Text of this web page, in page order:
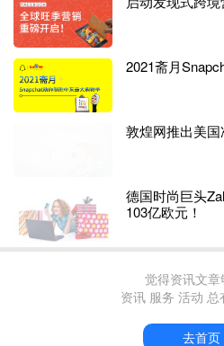
“我给一些亚马逊卖家供货，他
自己上就不行了呢？”一个工厂老
有行业业资深人士表示，一个
后依靠的不仅是供应链、资金实
不可。
对自己的产品过度自信，认
做起来，从而忽视营销端；
二、老板没有相关经验，这就导
部分工厂在转型时仍以B2B
一点就是他们会把listing写成说明
运营手法简单粗暴，不管平
五、工厂位置一半较为偏僻，很
2021斋月
敦煌网推出美
德国时尚巨头
103亿欧元！
觉得资讯文章
资讯 服务 活动 总
去首页